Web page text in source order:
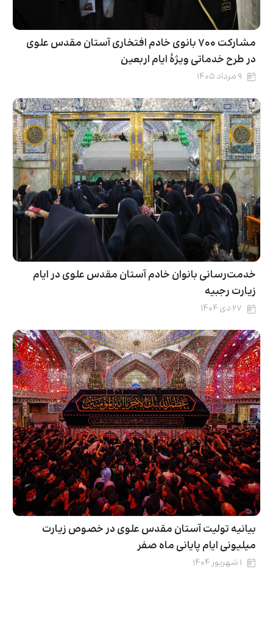
مشارکت ۷۰۰ بانوی خادم افتخاری آستان مقدس علوی
در طرح خدماتی ویژۀ ایام اربعین
۹ مرداد ۱۴۰۵
خدمت‌رسانی بانوان خادم آستان مقدس علوی در ایام
زیارت رجبیه
۲۷ دی ۱۴۰۴
بیانیه تولیت آستان مقدس علوی در خصوص زیارت
میلیونی ایام پایانی ماه صفر
۱ شهریور ۱۴۰۴